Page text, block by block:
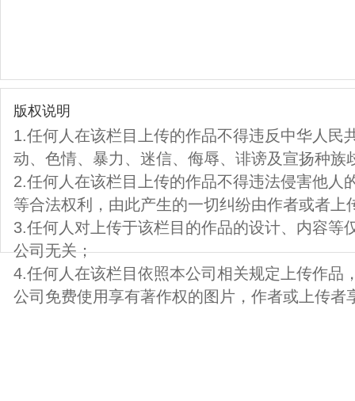
版权说明
1.任何人在该栏目上传的作品不得违反中华人民
动、色情、暴力、迷信、侮辱、诽谤及宣扬种族
2.任何人在该栏目上传的作品不得违法侵害他人
等合法权利，由此产生的一切纠纷由作者或者上
3.任何人对上传于该栏目的作品的设计、内容等
公司无关；
4.任何人在该栏目依照本公司相关规定上传作品
公司免费使用享有著作权的图片，作者或上传者